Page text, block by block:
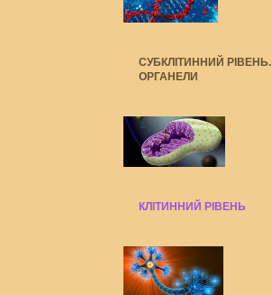
СУБКЛІТИННИЙ РІВЕНЬ.
ОРГАНЕЛИ
КЛІТИННИЙ РІВЕНЬ